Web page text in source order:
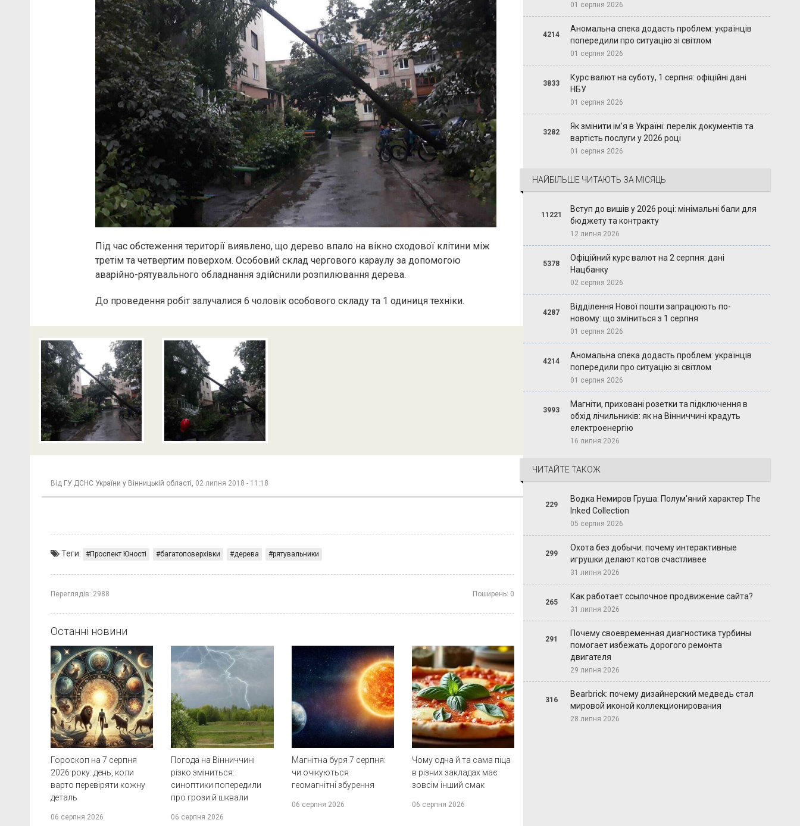
Під час обстеження території виявлено, що дерево впало на вікно сходової клітини між
третім та четвертим поверхом. Особовий склад чергового караулу за допомогою
аварійно-рятувального обладнання здійснили розпилювання дерева.
До проведення робіт залучалися 6 чоловік особового складу та 1 одиниця техніки.
Від ГУ ДСНС України у Вінницькій області, 02 липня 2018 - 11:18
Теги: Проспект Юності багатоповерхівки дерева рятувальники
Переглядів: 2988 Поширень: 0
Останні новини
Гороскоп на 7 серпня
2026 року: день, коли
варто перевіряти кожну
деталь
06 серпня 2026
Погода на Вінниччині
різко зміниться:
синоптики попередили
про грози й шквали
06 серпня 2026
Магнітна буря 7 серпня:
чи очікуються
геомагнітні збурення
06 серпня 2026
Чому одна й та сама піца
в різних закладах має
зовсім інший смак
06 серпня 2026
01 серпня 2026
4214
Аномальна спека додасть проблем: українців
попередили про ситуацію зі світлом
01 серпня 2026
3833
Курс валют на суботу, 1 серпня: офіційні дані
НБУ
01 серпня 2026
3282
Як змінити ім’я в Україні: перелік документів та
вартість послуги у 2026 році
01 серпня 2026
НАЙБІЛЬШЕ ЧИТАЮТЬ ЗА МІСЯЦЬ
11221
Вступ до вишів у 2026 році: мінімальні бали для
бюджету та контракту
12 липня 2026
5378
Офіційний курс валют на 2 серпня: дані
Нацбанку
02 серпня 2026
4287
Відділення Нової пошти запрацюють по-
новому: що зміниться з 1 серпня
01 серпня 2026
4214
Аномальна спека додасть проблем: українців
попередили про ситуацію зі світлом
01 серпня 2026
3993
Магніти, приховані розетки та підключення в
обхід лічильників: як на Вінниччині крадуть
електроенергію
16 липня 2026
ЧИТАЙТЕ ТАКОЖ
229
Водка Немиров Груша: Полум'яний характер The
Inked Collection
05 серпня 2026
299
Охота без добычи: почему интерактивные
игрушки делают котов счастливее
31 липня 2026
265
Как работает ссылочное продвижение сайта?
31 липня 2026
291
Почему своевременная диагностика турбины
помогает избежать дорогого ремонта
двигателя
29 липня 2026
316
Bearbrick: почему дизайнерский медведь стал
мировой иконой коллекционирования
28 липня 2026